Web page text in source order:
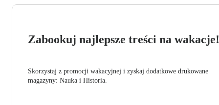
Zabookuj najlepsze treści na wakacje!
Skorzystaj z promocji wakacyjnej i zyskaj dodatkowe drukowane
magazyny: Nauka i Historia.